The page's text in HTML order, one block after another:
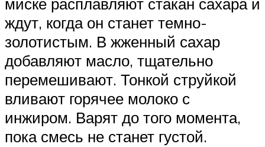
ждут, когда он станет темно-
золотистым. В жженный сахар
добавляют масло, тщательно
перемешивают. Тонкой струйкой
вливают горячее молоко с
инжиром. Варят до того момента,
пока смесь не станет густой.